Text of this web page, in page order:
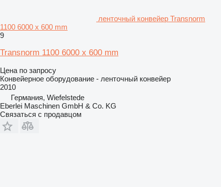
ленточный конвейер Transnorm
1100 6000 x 600 mm
9
Transnorm 1100 6000 x 600 mm
Цена по запросу
Конвейерное оборудование - ленточный конвейер
2010
Германия, Wiefelstede
Eberlei Maschinen GmbH & Co. KG
Связаться с продавцом